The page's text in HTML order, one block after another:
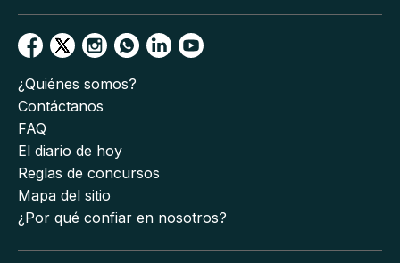
¿Quiénes somos?
Contáctanos
FAQ
El diario de hoy
Reglas de concursos
Mapa del sitio
¿Por qué confiar en nosotros?